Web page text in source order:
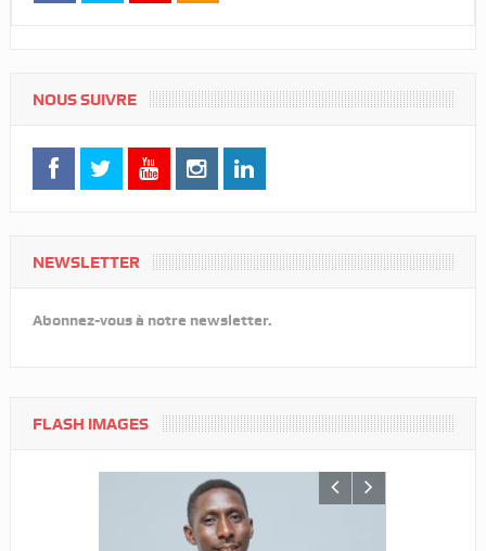
NOUS SUIVRE
NEWSLETTER
Abonnez-vous à notre newsletter.
FLASH IMAGES